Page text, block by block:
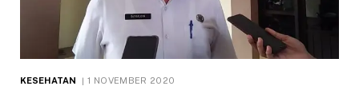
KESEHATAN 1 NOVEMBER 2020